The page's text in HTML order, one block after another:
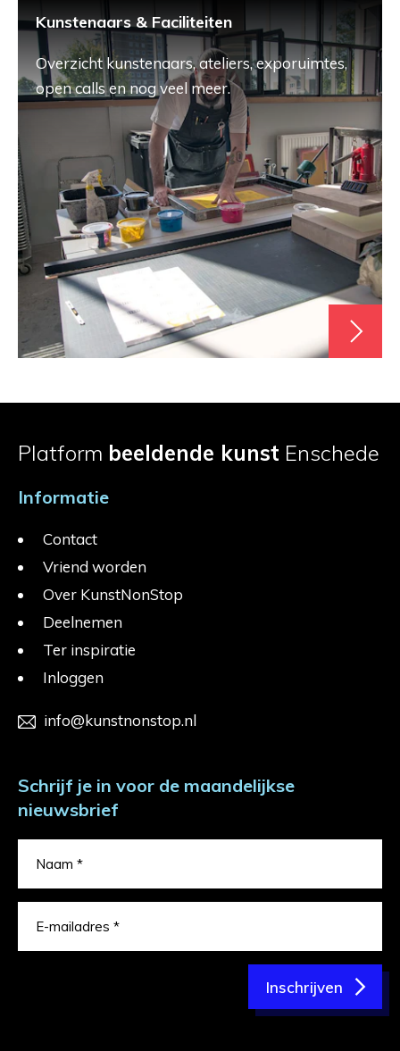
Kunstenaars & Faciliteiten
Overzicht kunstenaars, ateliers, exporuimtes,
open calls en nog veel meer.
Platform beeldende kunst Enschede
Informatie
Contact
Vriend worden
Over KunstNonStop
Deelnemen
Ter inspiratie
Inloggen
info@kunstnonstop.nl
Schrijf je in voor de maandelijkse
nieuwsbrief
Inschrijven